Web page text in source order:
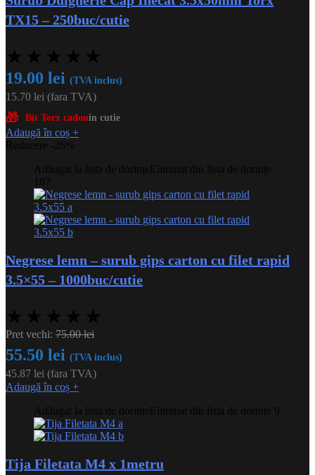
TX15 – 250buc/cutie
★ ★ ★ ★ ★
19.00 lei (TVA inclus)
15.70 lei (fara TVA)
🎁 Bit Torx cadouin cutie
Adaugă în coș +
Reducere -26%
Adăugat la lista de dorințeEliminat din lista de dorințe
107
Negrese lemn – surub gips carton cu filet rapid
3.5×55 – 1000buc/cutie
★ ★ ★ ★ ★
Pret vechi: 75.00lei
55.50 lei (TVA inclus)
45.87 lei (fara TVA)
Adaugă în coș +
Adăugat la lista de dorințeEliminat din lista de dorințe 9
Tija Filetata M4 x 1metru